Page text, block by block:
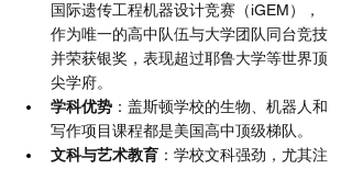
国际遗传工程机器设计竞赛（iGEM），
作为唯一的高中队伍与大学团队同台竞技
并荣获银奖，表现超过耶鲁大学等世界顶
尖学府。
学科优势 ：盖斯顿学校的生物、机器人和
写作项目课程都是美国高中顶级梯队。
文科与艺术教育 ：学校文科强劲，尤其注